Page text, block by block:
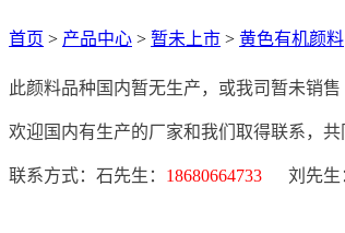
首页 > 产品中心 > 暂未上市 > 黄色有机颜料
此颜料品种国内暂无生产，或我司暂未销售
欢迎国内有生产的厂家和我们取得联系，
联系方式：石先生： 18680664733 刘先生